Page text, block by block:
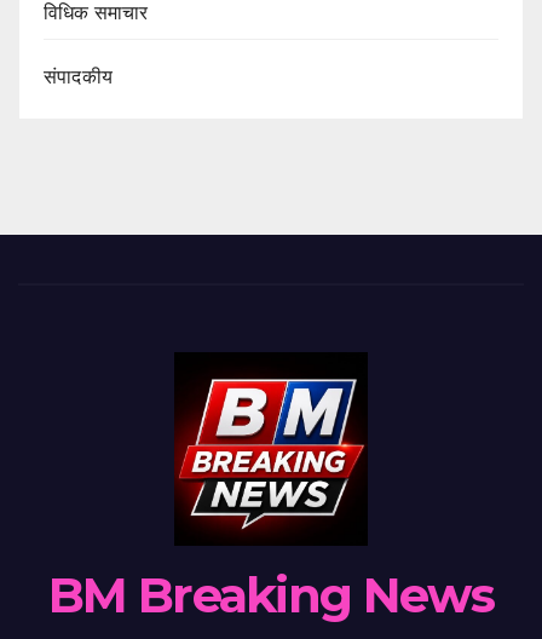
विधिक समाचार
संपादकीय
BM Breaking News